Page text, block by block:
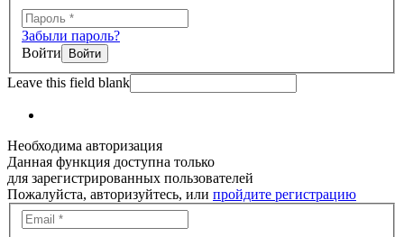
Забыли пароль?
Войти
Leave this field blank
Необходима авторизация
Данная функция доступна только
для зарегистрированных пользователей
Пожалуйста, авторизуйтесь, или пройдите регистрацию